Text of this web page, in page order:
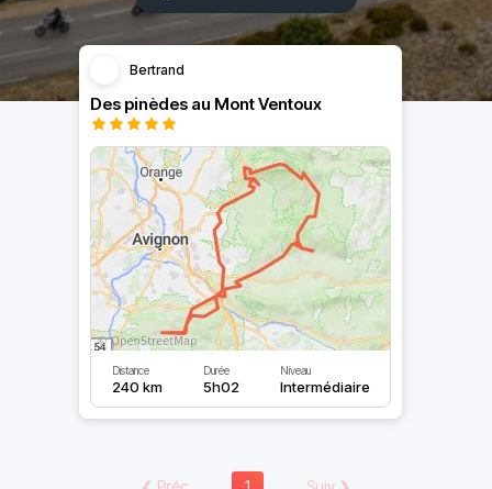
Bertrand
Des pinèdes au Mont Ventoux
Distance
240 km
Durée
5h02
Niveau
Intermédiaire